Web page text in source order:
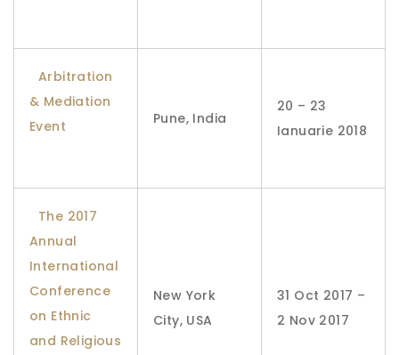
Arbitration
& Mediation
Event
Pune, India
20 – 23
Ianuarie 2018
The 2017
Annual
International
Conference
on Ethnic
and Religious
New York
City, USA
31 Oct 2017 –
2 Nov 2017